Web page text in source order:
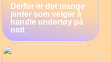
Derfor er det mange
jenter som velger å
handle undertøy på
nett